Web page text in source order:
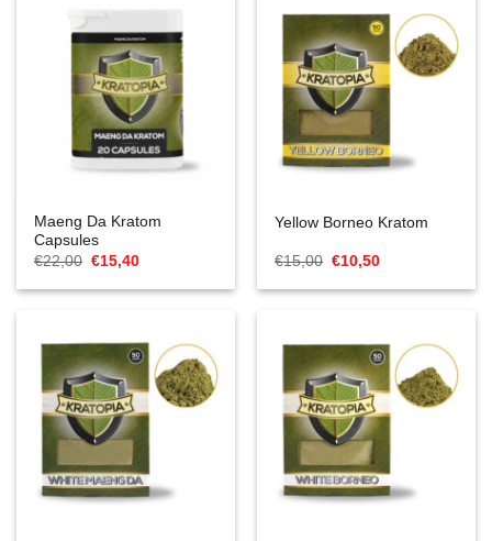
Maeng Da Kratom
Capsules
€22,00 Ursprünglicher
war:
€15,40Aktueller
ist:
Yellow Borneo Kratom
€15,00 Ursprünglicher
war:
€10,50Aktueller
ist: